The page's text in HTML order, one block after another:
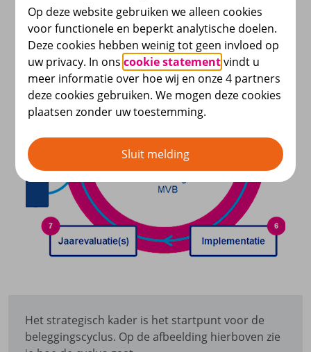
Het strategisch kader is het startpunt voor de
beleggingscyclus. Op de afbeelding hierboven zie
Op deze website gebruiken we alleen cookies
voor functionele en beperkt analytische doelen.
Deze cookies hebben weinig tot geen invloed op
uw privacy. In onscookie statementvindt u
meer informatie over hoe wij en onze 4 partners
deze cookies gebruiken. We mogen deze cookies
plaatsen zonder uw toestemming.
Sluit melding